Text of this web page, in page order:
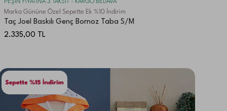
PEŞİN FİYATINA 3 TAKSİT - KARGO BEDAVA
Marka Gününe Özel Sepette Ek %10 İndirim
Taç Joel Baskılı Genç Bornoz Taba S/M
2.335,00
TL